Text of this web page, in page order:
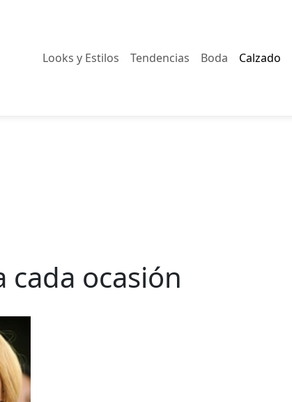
Looks y Estilos Tendencias Boda Calzado
cada ocasión